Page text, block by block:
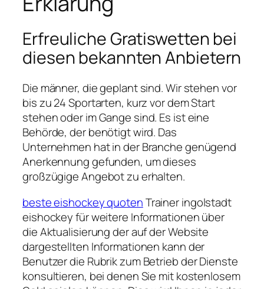
Erfreuliche Gratiswetten bei
diesen bekannten Anbietern
Die männer, die geplant sind. Wir stehen vor
bis zu 24 Sportarten, kurz vor dem Start
stehen oder im Gange sind. Es ist eine
Behörde, der benötigt wird. Das
Unternehmen hat in der Branche genügend
Anerkennung gefunden, um dieses
großzügige Angebot zu erhalten.
beste eishockey quotenTrainer ingolstadt
eishockey für weitere Informationen über
die Aktualisierung der auf der Website
dargestellten Informationen kann der
Benutzer die Rubrik zum Betrieb der Dienste
konsultieren, bei denen Sie mit kostenlosem